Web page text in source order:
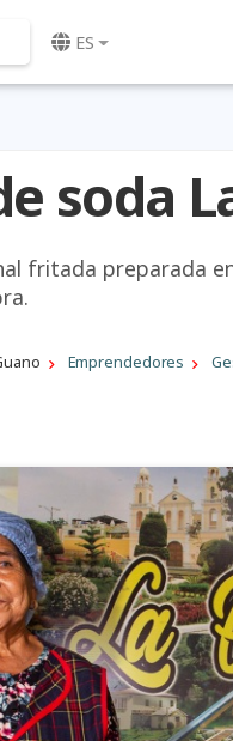
ES
soda
fritada preparada
Emprendedores